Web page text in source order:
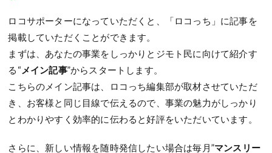
ロコサポーターになっていただくと、「ロコっち」に記事を
掲載していただくことができます。
まずは、あなたの事業をしっかりとジモト民に向けて紹介す
る“メイン記事”からスタートします。
こちらのメイン記事は、ロコっち編集部が取材させていただ
き、お客様と同じ目線で伝えるので、事業の魅力がしっかり
とわかりやすく効率的に伝わると好評をいただいています。
さらに、新しい情報を随時発信したい場合は毎月”マンスリー